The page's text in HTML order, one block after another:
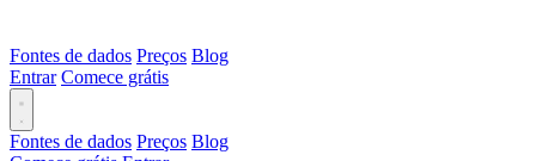
Fontes de dados Preços Blog
Entrar Comece grátis
Fontes de dados Preços Blog